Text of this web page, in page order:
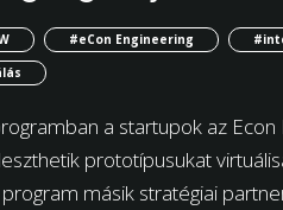
#eCon Engineering
a startupok az Econ
prototípusukat
másik stratégiai